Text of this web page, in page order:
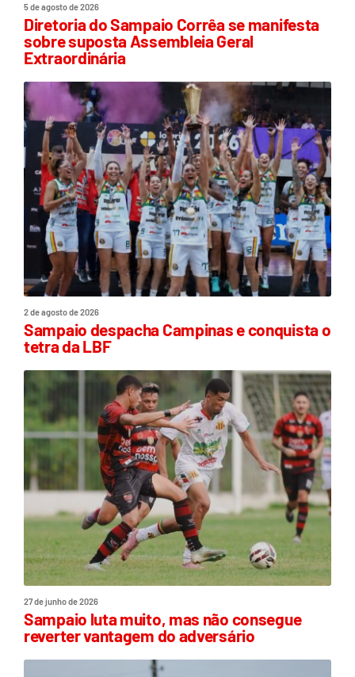
5 de agosto de 2026
Diretoria do Sampaio Corrêa se manifesta
sobre suposta Assembleia Geral
Extraordinária
2 de agosto de 2026
Sampaio despacha Campinas e conquista o
tetra da LBF
27 de junho de 2026
Sampaio luta muito, mas não consegue
reverter vantagem do adversário